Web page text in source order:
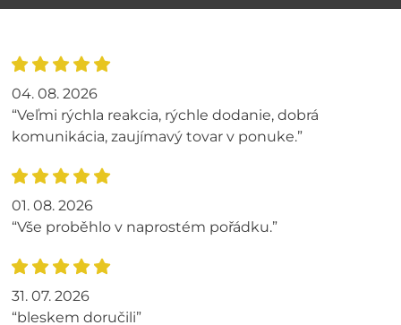
04. 08. 2026
“Veľmi rýchla reakcia, rýchle dodanie, dobrá
komunikácia, zaujímavý tovar v ponuke.”
01. 08. 2026
“Vše proběhlo v naprostém pořádku.”
31. 07. 2026
“bleskem doručili”